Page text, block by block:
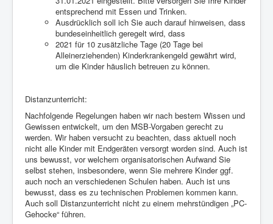
entsprechend mit Essen und Trinken.
Ausdrücklich soll ich Sie auch darauf hinweisen, dass
bundeseinheitlich geregelt wird, dass
2021 für 10 zusätzliche Tage (20 Tage bei
Alleinerziehenden) Kinderkrankengeld gewährt wird,
um die Kinder häuslich betreuen zu können.
Distanzunterricht:
Nachfolgende Regelungen haben wir nach bestem Wissen und
Gewissen entwickelt, um den MSB-Vorgaben gerecht zu
werden. Wir haben versucht zu beachten, dass aktuell noch
nicht alle Kinder mit Endgeräten versorgt worden sind. Auch ist
uns bewusst, vor welchem organisatorischen Aufwand Sie
selbst stehen, insbesondere, wenn Sie mehrere Kinder ggf.
auch noch an verschiedenen Schulen haben. Auch ist uns
bewusst, dass es zu technischen Problemen kommen kann.
Auch soll Distanzunterricht nicht zu einem mehrstündigen „PC-
Gehocke“ führen.